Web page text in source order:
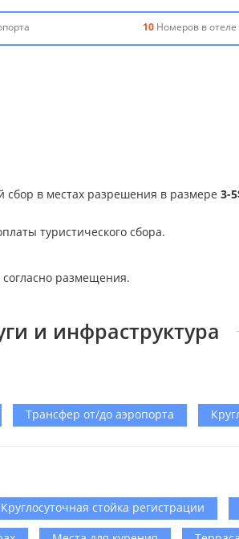
10Номеров в отеле
сбор в местах разрешения в размере 3-
туристического сбора.
согласно размещения.
и инфраструктура
Трансфер от/до аэропорта
Круглосуточная стойка регистрации